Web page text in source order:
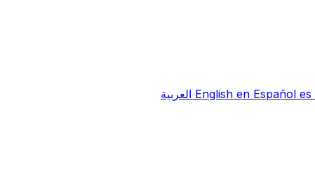
English en Español es العربية